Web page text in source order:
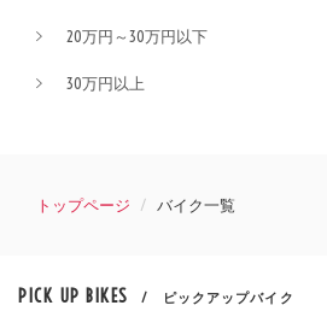
20万円～30万円以下
30万円以上
トップページ バイク一覧
PICK UP BIKES / ピックアップバイク